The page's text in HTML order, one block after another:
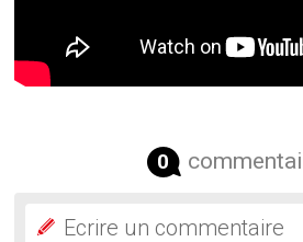
0
Ecrire un commentaire